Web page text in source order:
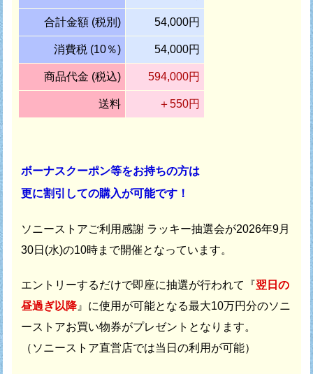
合計金額 (税別) 54,000円
消費税 (10％) 54,000円
商品代金 (税込) 594,000円
送料 ＋550円
ボーナスクーポン等をお持ちの方は
更に割引しての購入が可能です！
ソニーストアご利用感謝 ラッキー抽選会が2026年9月
30日(水)の10時まで開催となっています。
エントリーするだけで即座に抽選が行われて 『翌日の
昼過ぎ以降』に使用が可能となる最大10万円分のソニ
ーストアお買い物券がプレゼントとなります。
（ソニーストア直営店では当日の利用が可能）